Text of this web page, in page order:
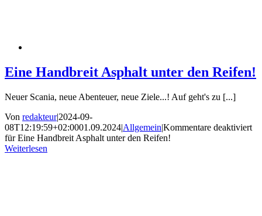
Eine Handbreit Asphalt unter den Reifen!
Neuer Scania, neue Abenteuer, neue Ziele...! Auf geht's zu [...]
Von redakteur|2024-09-
08T12:19:59+02:0001.09.2024|Allgemein|Kommentare deaktiviert
für Eine Handbreit Asphalt unter den Reifen!
Weiterlesen